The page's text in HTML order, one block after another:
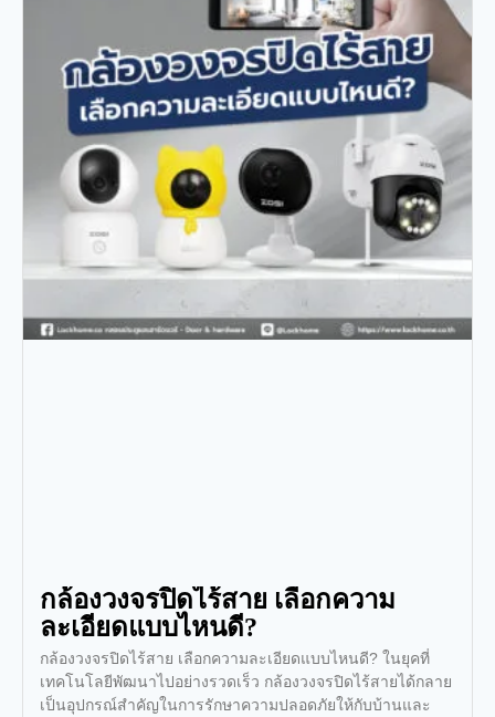
กล้องวงจรปิดไร้สาย เลือกความ
ละเอียดแบบไหนดี?
กล้องวงจรปิดไร้สาย เลือกความละเอียดแบบไหนดี? ในยุคที่
เทคโนโลยีพัฒนาไปอย่างรวดเร็ว กล้องวงจรปิดไร้สายได้กลาย
เป็นอุปกรณ์สำคัญในการรักษาความปลอดภัยให้กับบ้านและ